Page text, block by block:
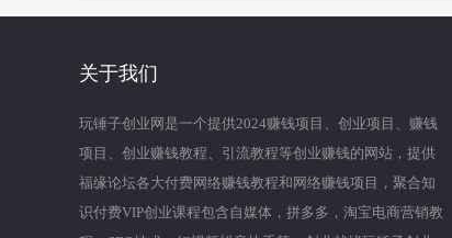
关于我们
玩锤子创业网是一个提供2024赚钱项目、创业项目、赚钱
项目、创业赚钱教程、引流教程等创业赚钱的网站，提供
福缘论坛各大付费网络赚钱教程和网络赚钱项目，聚合知
识付费VIP创业课程包含自媒体，拼多多，淘宝电商营销教